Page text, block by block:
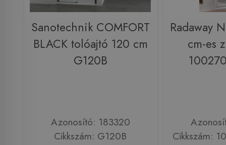
Sanotechnik COMFORT
BLACK tolóajtó 120 cm
G120B
Azonosító: 183320
Cikkszám: G120B
Radaway
cm-es
Cikkszám: